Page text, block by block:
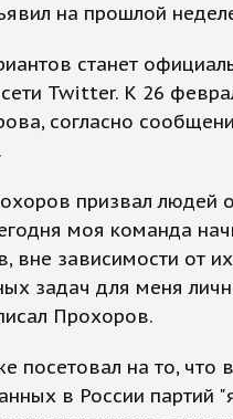
на прошлой
станет
Twitter. К 26
согласно
призвал людей
моя команда
вне зависимости от
задач для меня
Прохоров.
посетовал на то, что
в России партий